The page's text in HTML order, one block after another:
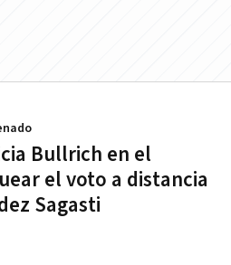
Bullrich en el
el voto a distancia
Sagasti